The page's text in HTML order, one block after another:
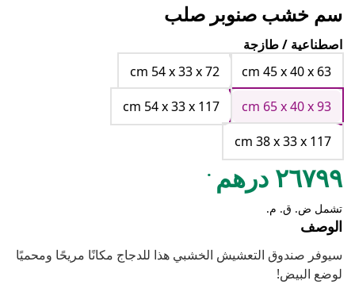
سم خشب صنوبر صلب
اصطناعية / طازجة
cm 45 x 40 x 63
cm 54 x 33 x 72
cm 65 x 40 x 93
cm 54 x 33 x 117
cm 38 x 33 x 117
٢٦٧٩٩ درهم .
تشمل ض. ق. م.
الوصف
سيوفر صندوق التعشيش الخشبي هذا للدجاج مكانًا مريحًا ومحميًا
لوضع البيض!